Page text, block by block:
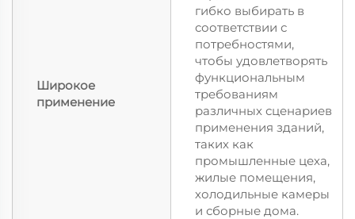
Широкое
применение
гибко выбирать в
соответствии с
потребностями,
чтобы удовлетворять
функциональным
требованиям
различных сценариев
применения зданий,
таких как
промышленные цеха,
жилые помещения,
холодильные камеры
и сборные дома.